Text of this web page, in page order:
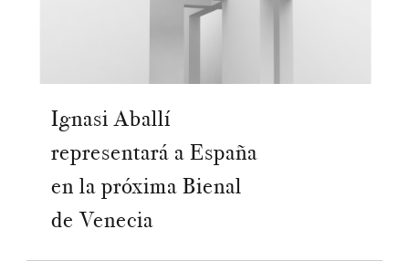
Ignasi Aballí
representará a España
en la próxima Bienal
de Venecia